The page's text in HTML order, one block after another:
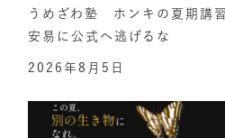
うめざわ塾 ホンキの夏期
安易に公式へ逃げるな
2026年8月5日